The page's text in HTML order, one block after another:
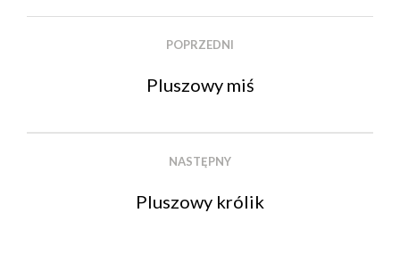
POPRZEDNI
Pluszowy miś
NASTĘPNY
Pluszowy królik